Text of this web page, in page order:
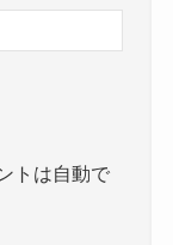
トは自動で